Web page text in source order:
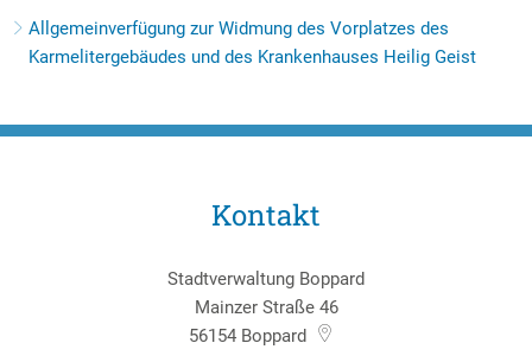
Gewerberegisterauskunft
Haushaltsplan
Anlegezeiten
Allgemeinverfügung zur Widmung des Vorplatzes des
Karmelitergebäudes und des Krankenhauses Heilig Geist
Kontakt
Stadtverwaltung Boppard
Mainzer Straße 46
56154 Boppard